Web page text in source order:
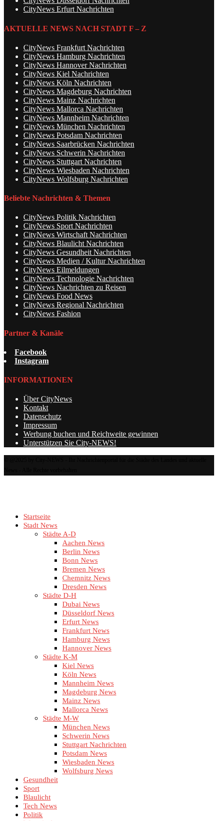
CityNews Erfurt Nachrichten
AKTUELLE NEWS NACH STADT F – Z
CityNews Frankfurt Nachrichten
CityNews Hamburg Nachrichten
CityNews Hannover Nachrichten
CityNews Kiel Nachrichten
CityNews Köln Nachrichten
CityNews Magdeburg Nachrichten
CityNews Mainz Nachrichten
CityNews Mallorca Nachrichten
CityNews Mannheim Nachrichten
CityNews München Nachrichten
CityNews Potsdam Nachrichten
CityNews Saarbrücken Nachrichten
CityNews Schwerin Nachrichten
CityNews Stuttgart Nachrichten
CityNews Wiesbaden Nachrichten
CityNews Wolfsburg Nachrichten
Beliebte Nachrichten & Themen
CityNews Politik Nachrichten
CityNews Sport Nachrichten
CityNews Wirtschaft Nachrichten
CityNews Blaulicht Nachrichten
CityNews Gesundheit Nachrichten
CityNews Medien / Kultur Nachrichten
CityNews Eilmeldungen
CityNews Technologie Nachrichten
CityNews Nachrichten zu Reisen
CityNews Food News
CityNews Regional Nachrichten
CityNews Fashion
Partner & Kanäle
Facebook
Instagram
INFORMATIONEN
Über CityNews
Kontakt
Datenschutz
Impressum
Werbung buchen und Reichweite gewinnen
Unterstützen Sie City-NEWS!
Startseite
Stadt News
Städte A-D
Aachen News
Berlin News
Bonn News
Bremen News
Chemnitz News
Dresden News
Städte D-H
Dubai News
Düsseldorf News
Erfurt News
Frankfurt News
Hamburg News
Hannover News
Städte K-M
Kiel News
Köln News
Mannheim News
Magdeburg News
Mainz News
Mallorca News
Städte M-W
München News
Schwerin News
Stuttgart Nachrichten
Potsdam News
Wiesbaden News
Wolfsburg News
Gesundheit
Sport
Blaulicht
Tech News
Politik